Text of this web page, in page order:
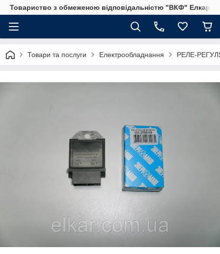
Товариство з обмеженою відповідальністю "ВКФ" Елкар"
Товари та послуги Електрообладнання РЕЛЕ-